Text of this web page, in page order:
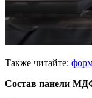
Также читайте:
Состав панели